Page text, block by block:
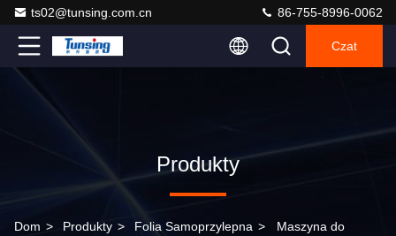
ts02@tunsing.com.cn 86-755-8996-0062
Czat
Produkty
Dom > Produkty > Folia Samoprzylepna > Maszyna do